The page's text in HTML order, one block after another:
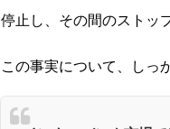
停止し、その間のストッ
この事実について、しっ